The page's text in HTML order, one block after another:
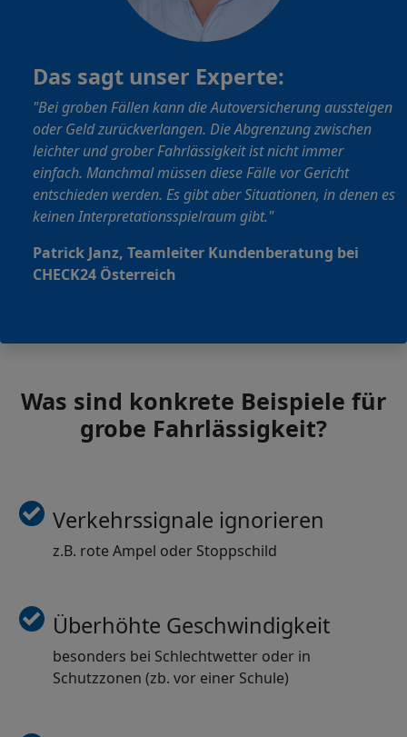
Das sagt unser Experte:
"Bei groben Fällen kann die Autoversicherungaussteigen
oder Geld zurückverlangen. Die Abgrenzung zwischen
leichter und grober Fahrlässigkeit ist nicht immer
einfach. Manchmal müssen diese Fälle vor Gericht
entschieden werden. Es gibt aber Situationen, in denen es
keinen Interpretationsspielraum gibt."
Patrick Janz, Teamleiter Kundenberatung bei
CHECK24 Österreich
Was sind konkrete Beispiele für
grobe Fahrlässigkeit?
Verkehrssignale ignorieren
z.B. rote Ampel oder Stoppschild
Überhöhte Geschwindigkeit
besonders bei Schlechtwetter oder in
Schutzzonen (zb. vor einer Schule)